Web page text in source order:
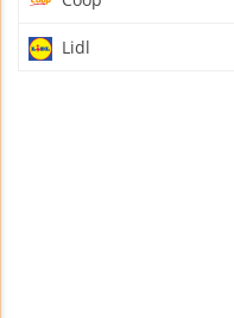
Lidl